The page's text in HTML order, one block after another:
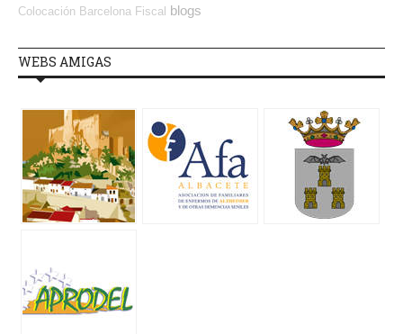
Colocación Barcelona Fiscal blogs
WEBS AMIGAS